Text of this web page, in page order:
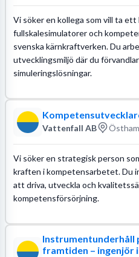
Vi söker en kollega som vill ta
fullskalesimulatorer och
svenska kärnkraftverken. Du
utvecklingsmiljö där du
simuleringslösningar.
Vattenfall AB
Vi söker en strategisk person
kraften i kompetensarbetet. Du
att driva, utveckla och
kompetensförsörjning.
Instrumentunderhåll
framtiden – ingenjör